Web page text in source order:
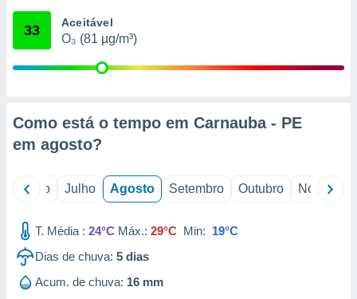
através
1199
33 Aceitável
O₃ (81 µg/m³)
Como está o tempo em Carnauba - PE
em agosto?
Junho Julho Agosto Setembro Outubro Novembro
T. Média : 24°C Máx.: 29°C Min: 19°C
Dias de chuva: 5 dias
Acum. de chuva: 16 mm